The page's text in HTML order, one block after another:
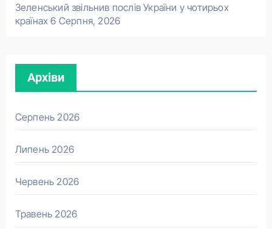
Зеленський звільнив послів України у чотирьох
країнах 6 Серпня, 2026
Архіви
Серпень 2026
Липень 2026
Червень 2026
Травень 2026